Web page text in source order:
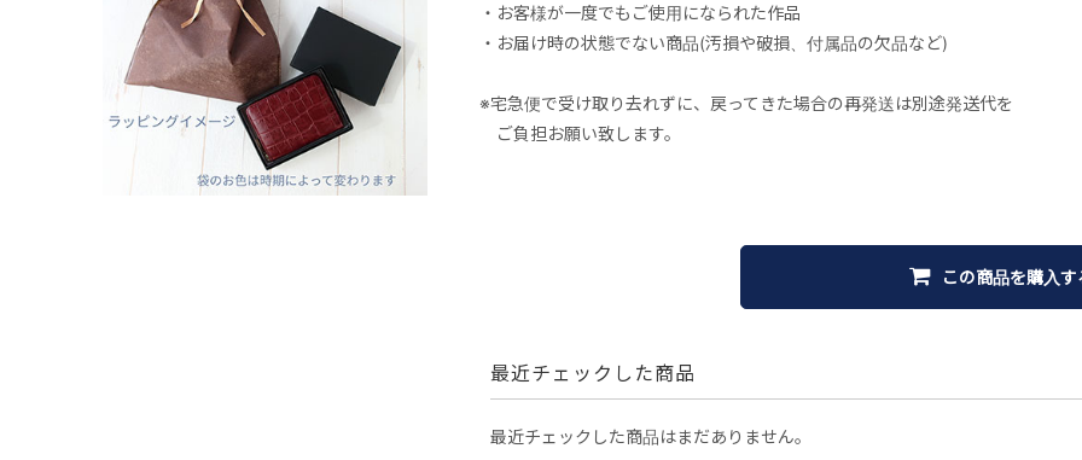
・お客様が一度でもご使用になられた作品
・お届け時の状態でない商品(汚損や破損、付属品の欠品など)
※宅急便で受け取り去れずに、戻ってきた場合の再発送は別途発送代を
ご負担お願い致します。
この商品を購入す
最近チェックした商品
最近チェックした商品はまだありません。